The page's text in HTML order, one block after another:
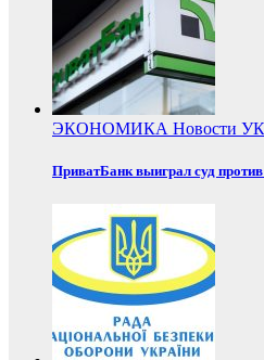
ЭКОНОМИКА Новости
ПриватБанк выиграл суд